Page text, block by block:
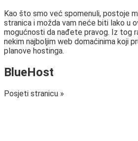
Kao što smo već spomenuli, postoje
stranica i možda vam neće biti lako u
mogućnosti da nađete pravog. Iz tog
nekim najboljim web domaćinima koji
planove hostinga.
BlueHost
Posjeti stranicu »